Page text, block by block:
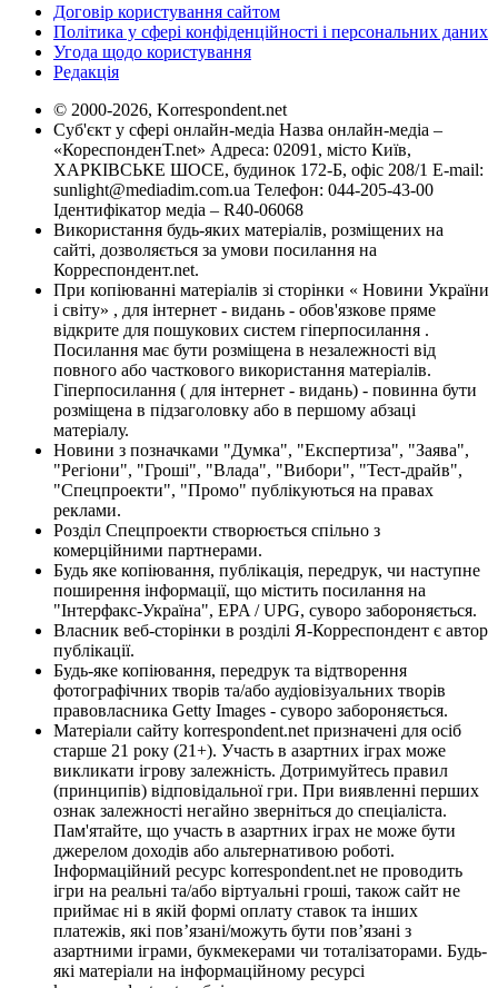
Договір користування сайтом
Політика у сфері конфіденційності і персональних даних
Угода щодо користування
Редакція
© 2000-2026, Korrespondent.net
Суб'єкт у сфері онлайн-медіа Назва онлайн-медіа –
«КореспонденТ.net» Адреса: 02091, місто Київ,
ХАРКІВСЬКЕ ШОСЕ, будинок 172-Б, офіс 208/1 E-mail:
sunlight@mediadim.com.ua Телефон: 044-205-43-00
Ідентифікатор медіа – R40-06068
Використання будь-яких матеріалів, розміщених на
сайті, дозволяється за умови посилання на
Корреспондент.net.
При копіюванні матеріалів зі сторінки « Новини України
і світу» , для інтернет - видань - обов'язкове пряме
відкрите для пошукових систем гіперпосилання .
Посилання має бути розміщена в незалежності від
повного або часткового використання матеріалів.
Гіперпосилання ( для інтернет - видань) - повинна бути
розміщена в підзаголовку або в першому абзаці
матеріалу.
Новини з позначками "Думка", "Експертиза", "Заява",
"Регіони", "Гроші", "Влада", "Вибори", "Тест-драйв",
"Спецпроекти", "Промо" публікуються на правах
реклами.
Розділ Спецпроекти створюється спільно з
комерційними партнерами.
Будь яке копіювання, публікація, передрук, чи наступне
поширення інформації, що містить посилання на
"Інтерфакс-Україна", EPA / UPG, суворо забороняється.
Власник веб-сторінки в розділі Я-Корреспондент є автор
публікації.
Будь-яке копіювання, передрук та відтворення
фотографічних творів та/або аудіовізуальних творів
правовласника Getty Images - суворо забороняється.
Матеріали сайту korrespondent.net призначені для осіб
старше 21 року (21+). Участь в азартних іграх може
викликати ігрову залежність. Дотримуйтесь правил
(принципів) відповідальної гри. При виявленні перших
ознак залежності негайно зверніться до спеціаліста.
Пам'ятайте, що участь в азартних іграх не може бути
джерелом доходів або альтернативою роботі.
Інформаційний ресурс korrespondent.net не проводить
ігри на реальні та/або віртуальні гроші, також сайт не
приймає ні в якій формі оплату ставок та інших
платежів, які пов’язані/можуть бути пов’язані з
азартними іграми, букмекерами чи тоталізаторами. Будь-
які матеріали на інформаційному ресурсі